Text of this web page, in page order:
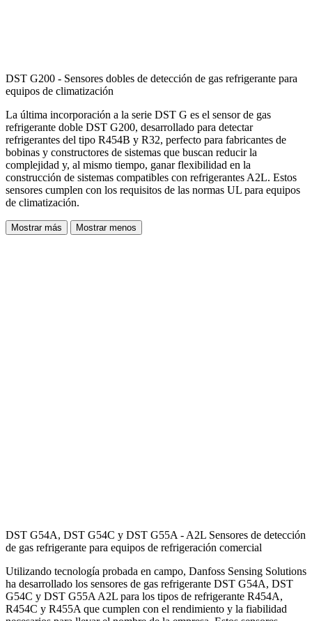
DST G200 - Sensores dobles de detección de gas refrigerante para
equipos de climatización
La última incorporación a la serie DST G es el sensor de gas
refrigerante doble DST G200, desarrollado para detectar
refrigerantes del tipo R454B y R32, perfecto para fabricantes de
bobinas y constructores de sistemas que buscan reducir la
complejidad y, al mismo tiempo, ganar flexibilidad en la
construcción de sistemas compatibles con refrigerantes A2L. Estos
sensores cumplen con los requisitos de las normas UL para equipos
de climatización.
Mostrar más Mostrar menos
DST G54A, DST G54C y DST G55A - A2L Sensores de detección
de gas refrigerante para equipos de refrigeración comercial
Utilizando tecnología probada en campo, Danfoss Sensing Solutions
ha desarrollado los sensores de gas refrigerante DST G54A, DST
G54C y DST G55A A2L para los tipos de refrigerante R454A,
R454C y R455A que cumplen con el rendimiento y la fiabilidad